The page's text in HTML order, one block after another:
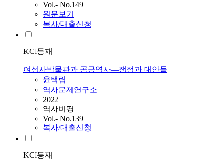
Vol.- No.149
원문보기
복사/대출신청
KCI등재
여성사박물관과 공공역사―쟁점과 대안들
윤택림
역사문제연구소
2022
역사비평
Vol.- No.139
복사/대출신청
KCI등재